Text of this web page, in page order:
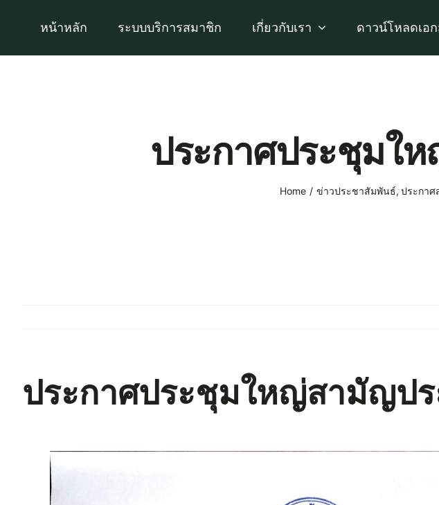
หน้าหลัก ระบบบริการสมาชิก เกี่ยวกับเรา ดาวน์โหลดเอ
ประกาศประชุมใ
Home ข่าวประชาสัมพันธ์ ประกา
ประกาศประชุมใหญ่สามัญป